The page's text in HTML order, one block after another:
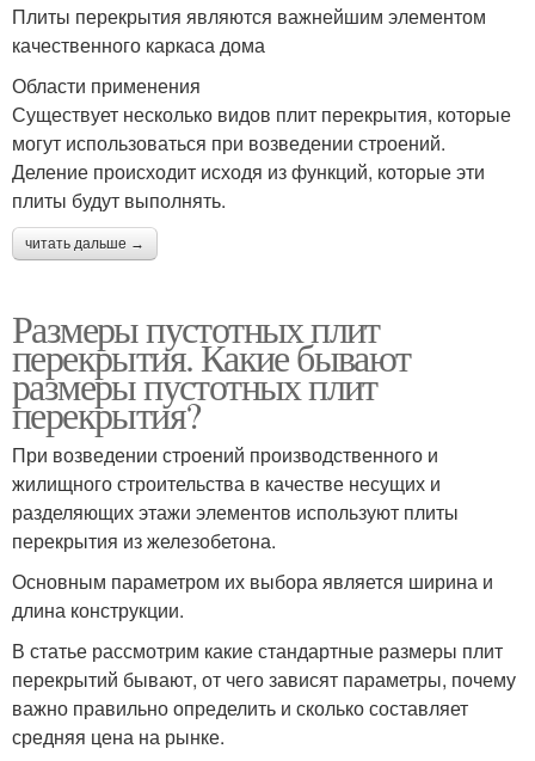
Плиты перекрытия являются важнейшим элементом
качественного каркаса дома
Области применения
Существует несколько видов плит перекрытия, которые
могут использоваться при возведении строений.
Деление происходит исходя из функций, которые эти
плиты будут выполнять.
читать дальше →
Размеры пустотных плит
перекрытия. Какие бывают
размеры пустотных плит
перекрытия?
При возведении строений производственного и
жилищного строительства в качестве несущих и
разделяющих этажи элементов используют плиты
перекрытия из железобетона.
Основным параметром их выбора является ширина и
длина конструкции.
В статье рассмотрим какие стандартные размеры плит
перекрытий бывают, от чего зависят параметры, почему
важно правильно определить и сколько составляет
средняя цена на рынке.